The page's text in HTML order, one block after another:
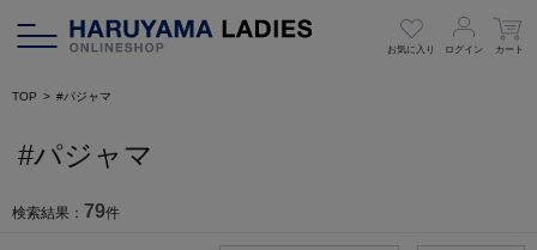
お気に入り ログイン カート
TOP #パジャマ
#パジャマ
検索結果： 79件